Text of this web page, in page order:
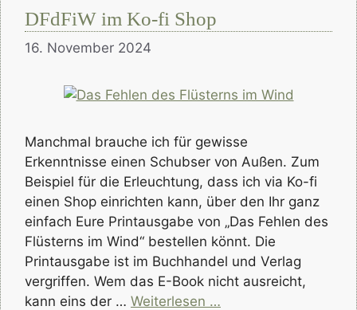
DFdFiW im Ko-fi Shop
16. November 2024
Manchmal brauche ich für gewisse
Erkenntnisse einen Schubser von Außen. Zum
Beispiel für die Erleuchtung, dass ich via Ko-fi
einen Shop einrichten kann, über den Ihr ganz
einfach Eure Printausgabe von „Das Fehlen des
Flüsterns im Wind“ bestellen könnt. Die
Printausgabe ist im Buchhandel und Verlag
vergriffen. Wem das E-Book nicht ausreicht,
kann eins der … Weiterlesen …